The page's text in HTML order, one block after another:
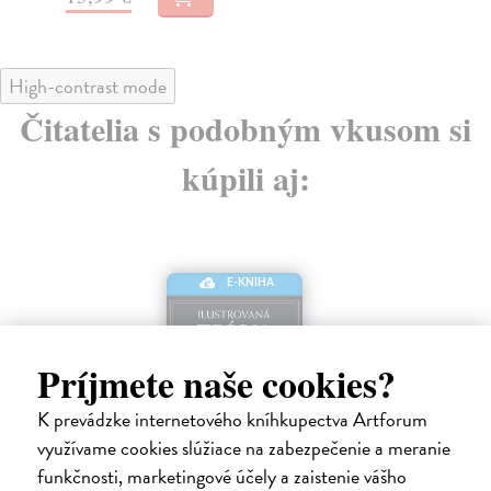
Príjmete naše cookies?
K prevádzke internetového kníhkupectva Artforum
využívame cookies slúžiace na zabezpečenie a meranie
funkčnosti, marketingové účely a zaistenie vášho
High-contrast mode
Čitatelia s podobným vkusom si
kúpili aj:
E-KNIHA